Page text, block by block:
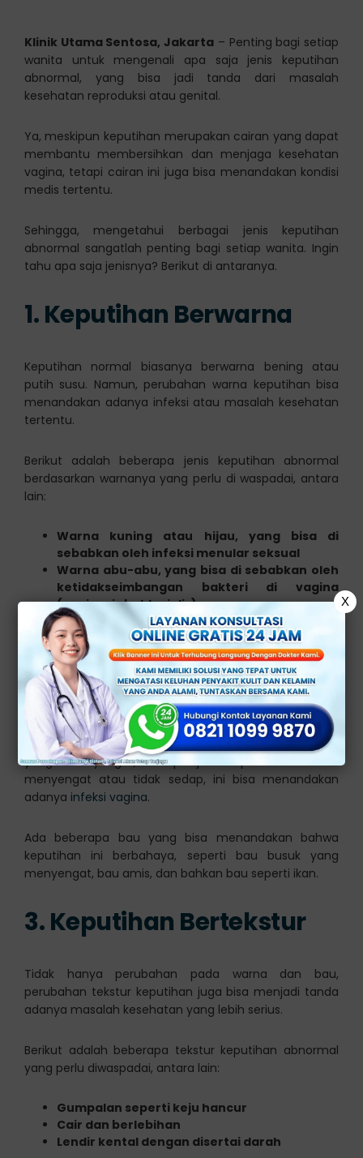
Klinik Utama Sentosa, Jakarta – Penting bagi setiap
wanita untuk mengenali apa saja jenis keputihan
abnormal, yang bisa jadi tanda dari masalah
kesehatan reproduksi atau genital.
Ya, meskipun keputihan merupakan cairan yang dapat
membantu membersihkan dan menjaga kesehatan
vagina, tetapi cairan ini juga bisa menandakan kondisi
medis tertentu.
Sehingga, mengetahui berbagai jenis keputihan
abnormal sangatlah penting bagi setiap wanita. Ingin
tahu apa saja jenisnya? Berikut di antaranya.
1. Keputihan Berwarna
Keputihan normal biasanya berwarna bening atau
putih susu. Namun, perubahan warna keputihan bisa
menandakan adanya infeksi atau masalah kesehatan
tertentu.
Berikut adalah beberapa jenis keputihan abnormal
berdasarkan warnanya yang perlu di waspadai, antara
lain:
Warna kuning atau hijau, yang bisa di
sebabkan oleh infeksi menular seksual
Warna abu-abu, yang bisa di sebabkan oleh
ketidakseimbangan bakteri di vagina
(vaginosis bakterialis)
Cokelat atau berdarah, bisa di sebabkan
oleh iritasi serviks atau bahkan kanker
serviks
2. Keputihan Berbau
Keputihan yang sehat biasanya tidak memiliki bau
yang menyengat, tetapi jika keputihan berbau
menyengat atau tidak sedap, ini bisa menandakan
adanya infeksi vagina.
Ada beberapa bau yang bisa menandakan bahwa
keputihan ini berbahaya, seperti bau busuk yang
menyengat, bau amis, dan bahkan bau seperti ikan.
3. Keputihan Bertekstur
Tidak hanya perubahan pada warna dan bau,
perubahan tekstur keputihan juga bisa menjadi tanda
adanya masalah kesehatan yang lebih serius.
Berikut adalah beberapa tekstur keputihan abnormal
yang perlu diwaspadai, antara lain:
Gumpalan seperti keju hancur
Cair dan berlebihan
Lendir kental dengan disertai darah
X